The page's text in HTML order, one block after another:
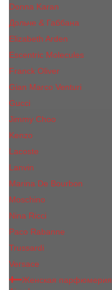
Donna Karan
Дольче & Габбана
Elizabeth Arden
Escentric Molecules
Franck Oliver
Gian Marco Venturi
Gucci
Jimmy Choo
Kenzo
Lacoste
Lanvin
Marina De Bourbon
Moschino
Nina Ricci
Paco Rabanne
Trussardi
Versace
Женская парфюмерия